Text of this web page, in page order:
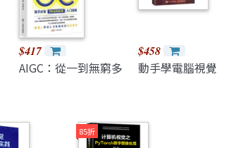
$417
AIGC：從一到無窮多
$458
動手學電腦視覺
85折